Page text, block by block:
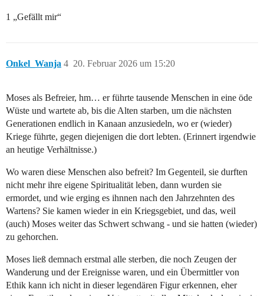
1 „Gefällt mir“
Onkel_Wanja 20. Februar 2026 um 15:20
4
Moses als Befreier, hm… er führte tausende Menschen in eine öde
Wüste und wartete ab, bis die Alten starben, um die nächsten
Generationen endlich in Kanaan anzusiedeln, wo er (wieder)
Kriege führte, gegen diejenigen die dort lebten. (Erinnert irgendwie
an heutige Verhältnisse.)
Wo waren diese Menschen also befreit? Im Gegenteil, sie durften
nicht mehr ihre eigene Spiritualität leben, dann wurden sie
ermordet, und wie erging es ihnnen nach den Jahrzehnten des
Wartens? Sie kamen wieder in ein Kriegsgebiet, und das, weil
(auch) Moses weiter das Schwert schwang - und sie hatten (wieder)
zu gehorchen.
Moses ließ demnach erstmal alle sterben, die noch Zeugen der
Wanderung und der Ereignisse waren, und ein Übermittler von
Ethik kann ich nicht in dieser legendären Figur erkennen, eher